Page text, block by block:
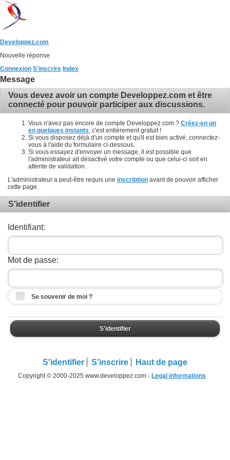
Developpez.com
Nouvelle réponse
Connexion S'inscrire Index
Message
Vous devez avoir un compte Developpez.com et être
connecté pour pouvoir participer aux discussions.
Vous n'avez pas encore de compte Developpez.com ? Créez-en un
en quelques instants , c'est entièrement gratuit !
Si vous disposez déjà d'un compte et qu'il est bien activé, connectez-
vous à l'aide du formulaire ci-dessous.
Si vous essayez d'envoyer un message, il est possible que
l'administrateur ait désactivé votre compte ou que celui-ci soit en
attente de validation.
L'administrateur a peut-être requis une inscription avant de pouvoir afficher
cette page.
S'identifier
Identifiant:
Mot de passe:
Se souvenir de moi ?
S'identifier
S'identifier S'inscrire Haut de page
Copyright © 2000-2025 www.developpez.com - Legal informations